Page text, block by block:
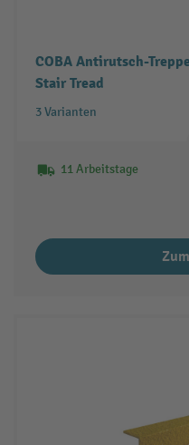
COBA Antirutsch-
Stair Tread
3 Varianten
11 Arbeitstage